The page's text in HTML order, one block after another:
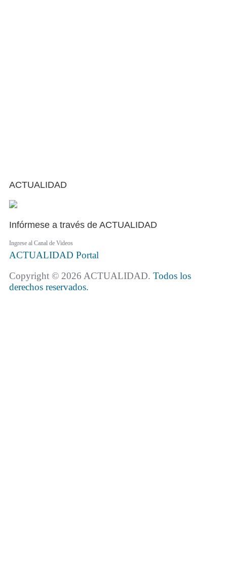
ACTUALIDAD
Infórmese a través de ACTUALIDAD
Ingrese al Canal de Videos
ACTUALIDAD Portal
Copyright © 2026 ACTUALIDAD. Todos los
derechos reservados.